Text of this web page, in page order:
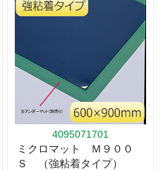
4095071701
ミクロマット Ｍ９００
Ｓ （強粘着タイプ）